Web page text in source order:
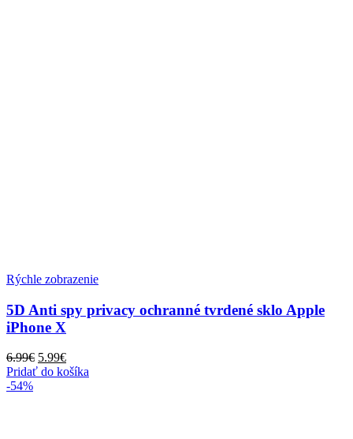
Rýchle zobrazenie
5D Anti spy privacy ochranné tvrdené sklo Apple
iPhone X
6.99€ Pôvodná
cena
5.99€Aktuálna
cena
Pridať do košíka
-54%